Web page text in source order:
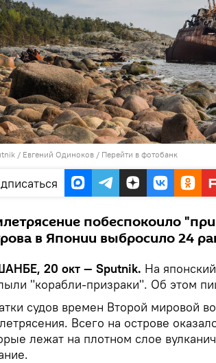
/ Евгений Одиноков / Перейти в фотобанк
побеспокоило
в Японии выбросило 24
20 окт — Sputnik. На
"корабли-призраки". Об этом
судов времен Второй мировой
Всего на острове
лежат на плотном слое